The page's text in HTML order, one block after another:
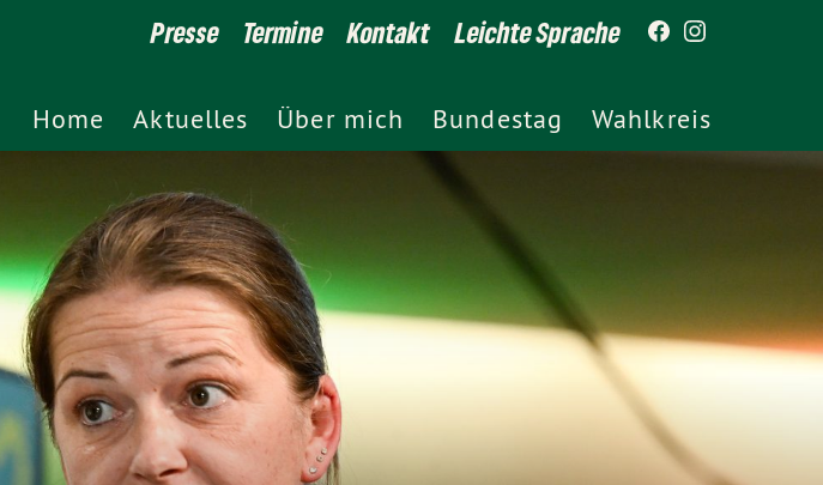
Presse Termine Kontakt Leichte Sprache
Home Aktuelles Über mich Bundestag Wahlkreis